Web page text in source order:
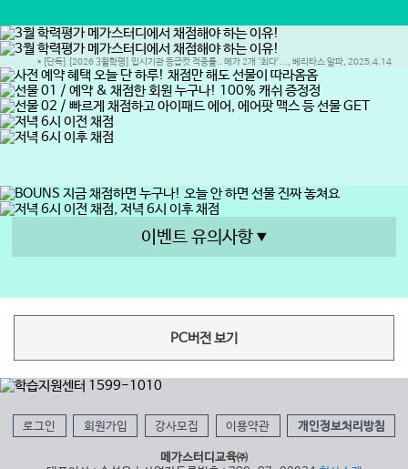
* [단독] [2026 3월학평] 입시기관 등급컷 적중률.. 메가 2개 ‘최다’..., 베리타스 알파, 2025.4.14
이벤트 유의사항
PC버전 보기
로그인 회원가입 강사모집 이용약관 개인정보처리방침
메가스터디교육㈜